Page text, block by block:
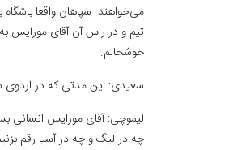
می‌خواهند. سپاهان واقعا
تیم و در راس آن آقای مورایس به
خوشحالم.
سعیدی: این مدتی که در اردوی
لیموچی: آقای مورایس انسانی
چه در لیگ و چه در آسیا رقم